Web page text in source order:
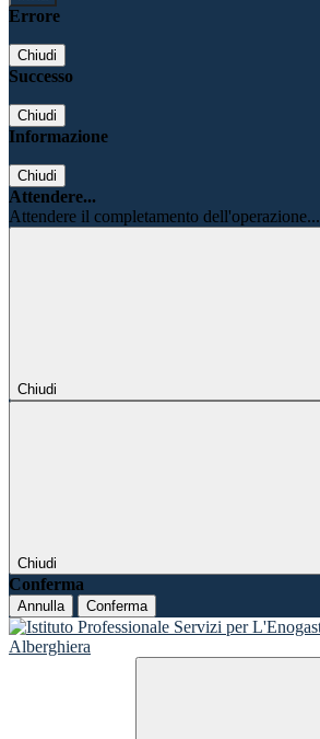
Errore
Chiudi
Successo
Chiudi
Informazione
Chiudi
Attendere...
Attendere il completamento dell'operazione...
Chiudi
Chiudi
Conferma
Annulla Conferma